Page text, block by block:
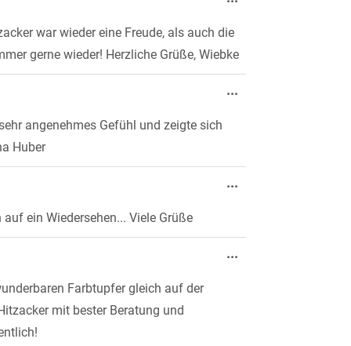
war wieder eine Freude, als auch die
gerne wieder! Herzliche Grüße, Wiebke
angenehmes Gefühl und zeigte sich
Huber
...Diese
ein Wiedersehen... Viele Grüße
...Diese
Farbtupfer gleich auf der
mit bester Beratung und
...Diese